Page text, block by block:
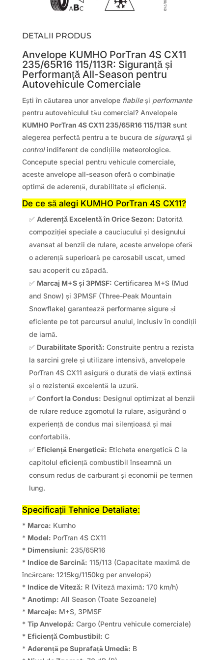
DETALII PRODUS
Anvelope KUMHO PorTran 4S CX11
235/65R16 115/113R: Siguranță și
Performanță All-Season pentru
Autovehicule Comerciale
Ești în căutarea unor anvelope fiabileși performante
pentru autovehiculul tău comercial? Anvelopele
KUMHO PorTran 4S CX11 235/65R16 115/113Rsunt
alegerea perfectă pentru a te bucura de siguranță și
controlindiferent de condițiile meteorologice.
Concepute special pentru vehicule comerciale,
aceste anvelope all-season oferă o combinație
optimă de aderență, durabilitate și eficiență.
De ce să alegi KUMHO PorTran 4S CX11?
✅ Aderență Excelentă în Orice Sezon: Datorită
compoziției speciale a cauciucului și designului
avansat al benzii de rulare, aceste anvelope oferă
o aderență superioară pe carosabil uscat, umed
sau acoperit cu zăpadă.
✅ Marcaj M+S și 3PMSF: Certificarea M+S (Mud
and Snow) și 3PMSF (Three-Peak Mountain
Snowflake) garantează performanțe sigure și
eficiente pe tot parcursul anului, inclusiv în condiții
de iarnă.
✅ Durabilitate Sporită: Construite pentru a rezista
la sarcini grele și utilizare intensivă, anvelopele
PorTran 4S CX11 asigură o durată de viață extinsă
și o rezistență excelentă la uzură.
✅ Confort la Condus: Designul optimizat al benzii
de rulare reduce zgomotul la rulare, asigurând o
experiență de condus mai silențioasă și mai
confortabilă.
✅ Eficiență Energetică: Eticheta energetică C la
capitolul eficiență combustibil înseamnă un
consum redus de carburant și economii pe termen
lung.
Specificații Tehnice Detaliate:
* Marca: Kumho
* Model: PorTran 4S CX11
* Dimensiuni: 235/65R16
* Indice de Sarcină: 115/113 (Capacitate maximă de
încărcare: 1215kg/1150kg per anvelopă)
* Indice de Viteză: R (Viteză maximă: 170 km/h)
* Anotimp: All Season (Toate Sezoanele)
* Marcaje: M+S, 3PMSF
* Tip Anvelopă: Cargo (Pentru vehicule comerciale)
* Eficiență Combustibil: C
* Aderență pe Suprafață Umedă: B